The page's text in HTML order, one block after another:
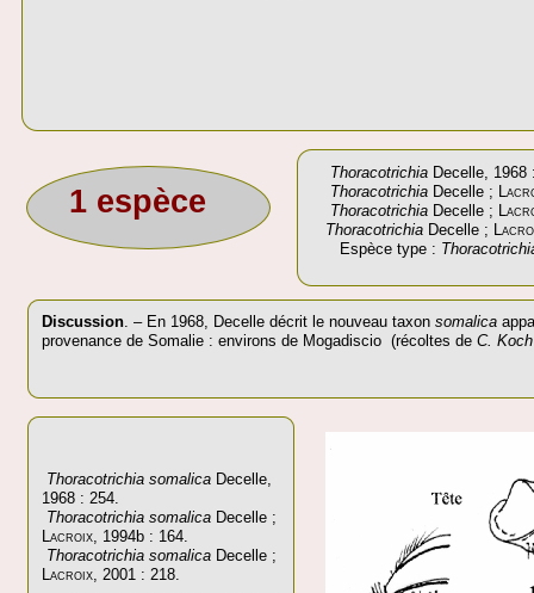
Thoracotrichia Decelle, 1968
Thoracotrichia Decelle ;
Thoracotrichia Decelle ;
Thoracotrichia Decelle ;
Espèce type :
1 espèce
Discussion. – En 1968, Decelle décrit le nouveau taxon somalica
provenance de Somalie : environs de Mogadiscio (récoltes de C. Koch
Thoracotrichia somalica Decelle,
1968 : 254.
Thoracotrichia somalica Decelle ;
Lacroix, 1994b : 164.
Thoracotrichia somalica Decelle ;
Lacroix, 2001 : 218.